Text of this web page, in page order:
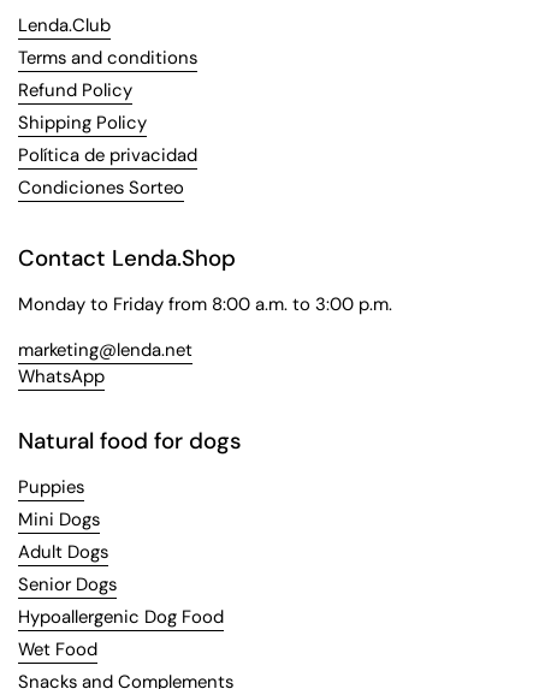
Lenda.Club
Terms and conditions
Refund Policy
Shipping Policy
Política de privacidad
Condiciones Sorteo
Contact Lenda.Shop
Monday to Friday from 8:00 a.m. to 3:00 p.m.
marketing@lenda.net
WhatsApp
Natural food for dogs
Puppies
Mini Dogs
Adult Dogs
Senior Dogs
Hypoallergenic Dog Food
Wet Food
Snacks and Complements